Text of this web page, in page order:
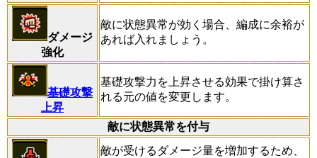
ダメージ
強化
敵に状態異常が効く場合、編成に余裕が
あれば入れましょう。
基礎攻撃
上昇
基礎攻撃力を上昇させる効果で掛け算さ
れる元の値を変更します。
敵に状態異常を付与
敵が受けるダメージ量を増加するため、